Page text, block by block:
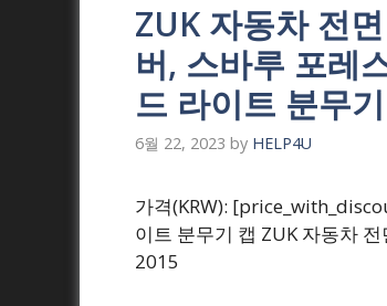
ZUK 자동차 전
버, 스바루 포레
드 라이트 분무
6월 22, 2023 by HELP4U
가격(KRW):
이트 분무기 캡 ZUK 자동차
2015